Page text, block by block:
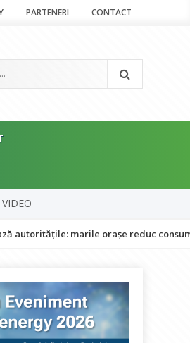
PARTENERI CONTACT
VIDEO
marile orașe reduc consumul de